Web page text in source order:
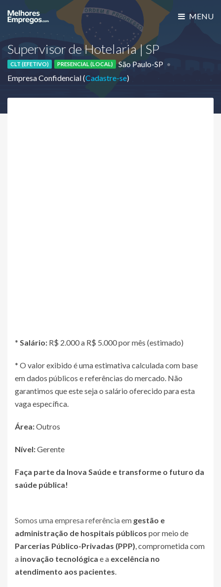
MENU
Supervisor de Hotelaria | SP
CLT (EFETIVO) PRESENCIAL (LOCAL)
São Paulo-SP
Empresa Confidencial (Cadastre-se)
* Salário: R$ 2.000 a R$ 5.000 por mês (estimado)
* O valor exibido é uma estimativa calculada com base
em dados públicos e referências do mercado. Não
garantimos que este seja o salário oferecido para esta
vaga específica.
Área:Outros
Nível:Gerente
Faça parte da Inova Saúde e transforme o futuro da
saúde pública!
Somos uma empresa referência em gestão e
administração de hospitais públicos por meio de
Parcerias Público-Privadas (PPP), comprometida com
a inovação tecnológica e a excelência no
atendimento aos pacientes.